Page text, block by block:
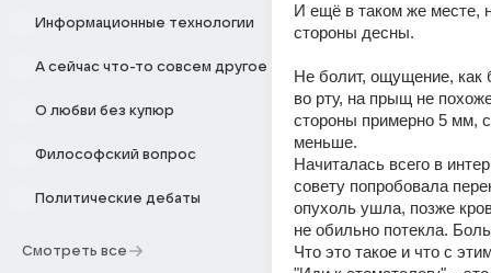
Информационные технологии
А сейчас что-то совсем другое
О любви без купюр
Философский вопрос
Политические дебаты
Смотреть все
И ещё в таком же месте,
стороны десны.
Не болит, ощущение, как
во рту, на прыщ не
стороны примерно 5 мм,
меньше.
Начиталась всего в
совету попробовала
опухоль ушла, позже
не обильно потекла.
Что это такое и что с